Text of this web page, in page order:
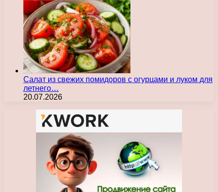
Салат из свежих помидоров с огурцами и луком для
летнего…
20.07.2026